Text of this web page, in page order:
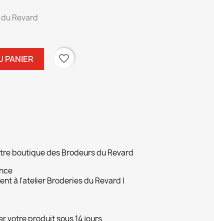
Revard
PANIER favorite_border
boutique des Brodeurs du Revard
à l'atelier Broderies du Revard |
votre produit sous 14 jours.